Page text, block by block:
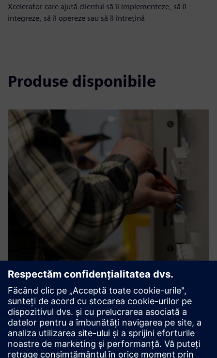
Xcelerator care ajută clientul să îl implementeze, să îl
integreze, să îl opereze sau să îl întrețină
Produse disponibile
Energy management
Lucrând cu cea mai recentă tehnologie de ultimă oră,
ecosistemul SENTRON Digital aduce transparență în
distribuția energiei electrice. Cu datele privind consumul de
energie eficiența energetică poate fi optimizată. Cu datele
dispo...